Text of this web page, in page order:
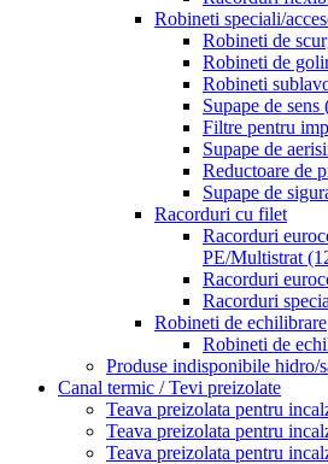
Robineti speciali/
Robineti de
Robineti de
Robineti
Supape de sens
Filtre pentru
Supape de
Reductoare de
Supape de
Racorduri cu filet
Racorduri
PE/Multistrat
Racorduri
Racorduri
Robineti de echilibrare
Robineti de
Produse indisponibile hidro/
Canal termic / Tevi preizolate
Teava preizolata pentru
Teava preizolata pentru
Teava preizolata pentru